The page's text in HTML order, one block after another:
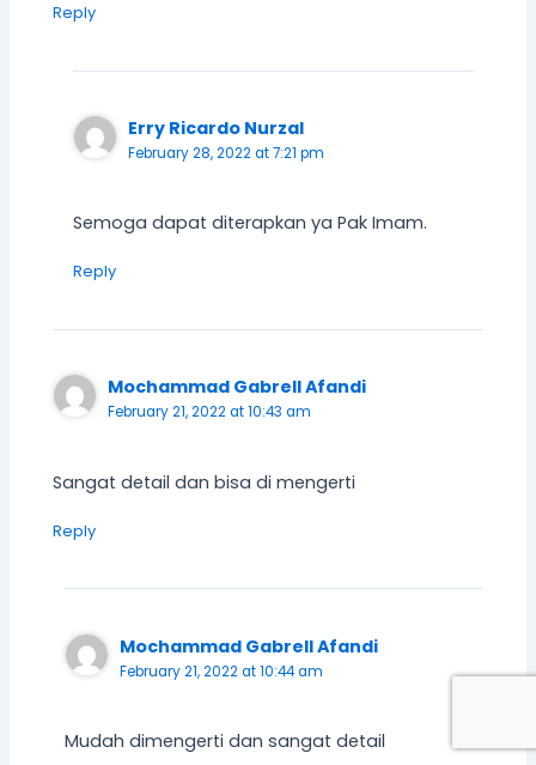
Reply
Erry Ricardo Nurzal
February 28, 2022 at 7:21 pm
Semoga dapat diterapkan ya Pak Imam.
Reply
Mochammad Gabrell Afandi
February 21, 2022 at 10:43 am
Sangat detail dan bisa di mengerti
Reply
Mochammad Gabrell Afandi
February 21, 2022 at 10:44 am
Mudah dimengerti dan sangat detail